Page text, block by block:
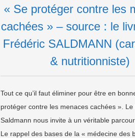
« Se protéger contre les
cachées » – source : le
Frédéric SALDMANN
& nutritionniste)
Tout ce qu’il faut éliminer pour être en
protéger contre les menaces cachées ».
Saldmann nous invite à un véritable
Le rappel des bases de la « médecine des